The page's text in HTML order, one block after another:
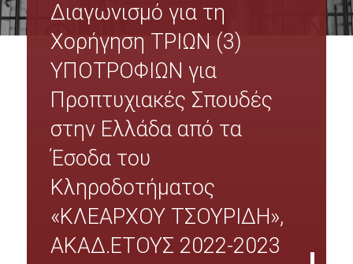
Σύνθεση Διοικητικού Συμβουλίου Φοιτητικής Λέσχης ΟΠΑ
Πρακτικά Δ.Σ.
Υπηρεσίες Φοιτητικής Λέσχης Ο.Π.Α
Οικονομικές - Διοικητικές Υπηρεσίες & Υπηρεσίες Σίτισης
Υπηρεσίες Πολιτισμού & Αθλητισμού & Εκμάθησης Ξένων Γλωσσών
Φωτογραφικό Αρχείο
Διαγωνισμό για τη
Χορήγηση ΤΡΙΩΝ (3)
ΥΠΟΤΡΟΦΙΩΝ για
Προπτυχιακές Σπουδές
στην Ελλάδα από τα
Έσοδα του
Κληροδοτήματος
«ΚΛΕΑΡΧΟΥ ΤΣΟΥΡΙΔΗ»,
ΑΚΑΔ.ΕΤΟΥΣ 2022-2023